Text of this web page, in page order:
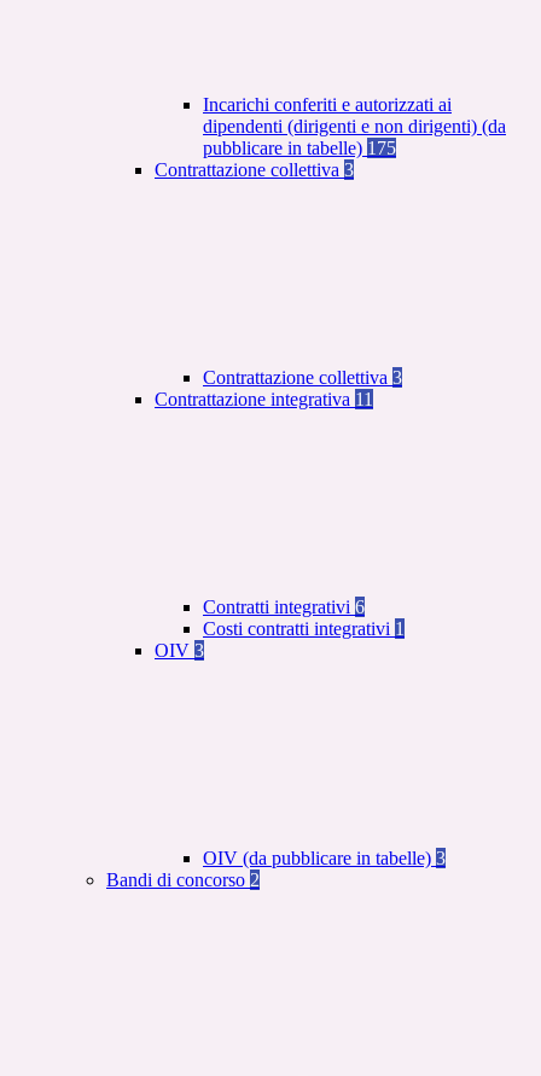
Incarichi conferiti e autorizzati ai
dipendenti (dirigenti e non dirigenti) (da
pubblicare in tabelle) 175
Contrattazione collettiva 3
Contrattazione collettiva 3
Contrattazione integrativa 11
Contratti integrativi 6
Costi contratti integrativi 1
OIV 3
OIV (da pubblicare in tabelle) 3
Bandi di concorso 2